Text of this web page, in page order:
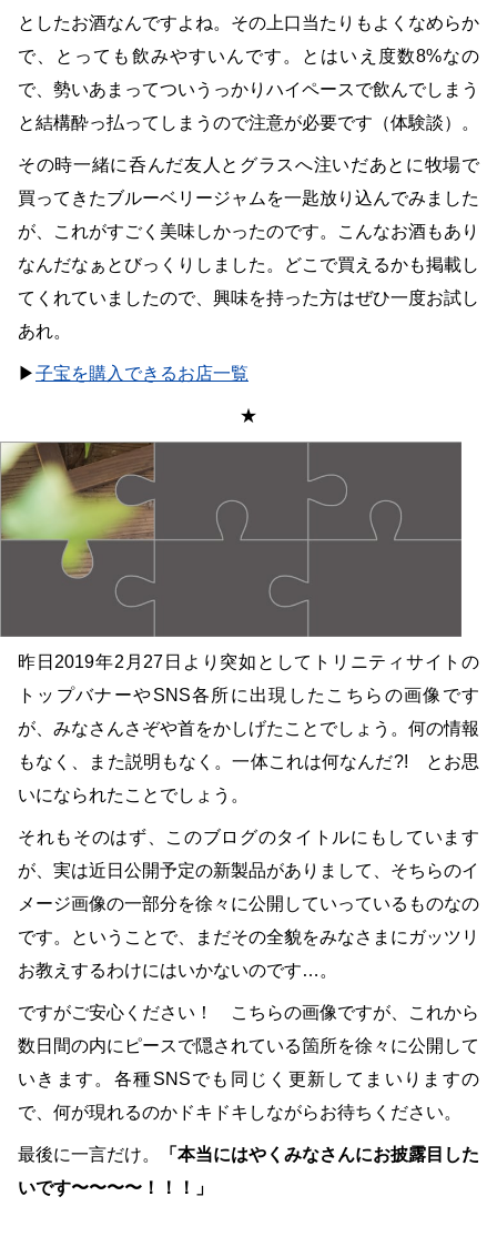
としたお酒なんですよね。その上口当たりもよくなめらか
で、とっても飲みやすいんです。とはいえ度数8%なの
で、勢いあまってついうっかりハイペースで飲んでしまう
と結構酔っ払ってしまうので注意が必要です（体験談）。
その時一緒に呑んだ友人とグラスへ注いだあとに牧場で
買ってきたブルーベリージャムを一匙放り込んでみました
が、これがすごく美味しかったのです。こんなお酒もあり
なんだなぁとびっくりしました。どこで買えるかも掲載し
てくれていましたので、興味を持った方はぜひ一度お試し
あれ。
▶子宝を購入できるお店一覧
★
昨日2019年2月27日より突如としてトリニティサイトの
トップバナーやSNS各所に出現したこちらの画像です
が、みなさんさぞや首をかしげたことでしょう。何の情報
もなく、また説明もなく。一体これは何なんだ?! とお思
いになられたことでしょう。
それもそのはず、このブログのタイトルにもしています
が、実は近日公開予定の新製品がありまして、そちらのイ
メージ画像の一部分を徐々に公開していっているものなの
です。ということで、まだその全貌をみなさまにガッツリ
お教えするわけにはいかないのです…。
ですがご安心ください！ こちらの画像ですが、これから
数日間の内にピースで隠されている箇所を徐々に公開して
いきます。各種SNSでも同じく更新してまいりますの
で、何が現れるのかドキドキしながらお待ちください。
最後に一言だけ。
「本当にはやくみなさんにお披露目した
いです〜〜〜〜！！！」